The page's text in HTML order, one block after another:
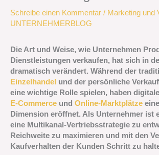
Schreibe einen Kommentar / Marketing und
UNTERNEHMERBLOG
Die Art und Weise, wie Unternehmen
Dienstleistungen verkaufen, hat sich in
dramatisch verändert. Während der
Einzelhandel und der persönliche
eine wichtige Rolle spielen, haben
E-Commerce und Online-Marktplätze
Dimension eröffnet. Als Unternehmer ist
eine Multikanal-Vertriebsstrategie zu
Reichweite zu maximieren und mit den
Kaufverhalten der Kunden Schritt zu